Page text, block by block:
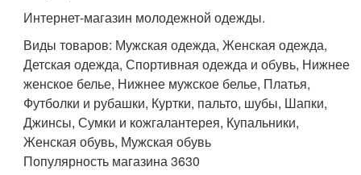
Интернет-магазин молодежной одежды.
Виды товаров: Мужская одежда, Женская одежда,
Детская одежда, Спортивная одежда и обувь, Нижнее
женское белье, Нижнее мужское белье, Платья,
Футболки и рубашки, Куртки, пальто, шубы, Шапки,
Джинсы, Сумки и кожгалантерея, Купальники,
Женская обувь, Мужская обувь
Популярность магазина 3630